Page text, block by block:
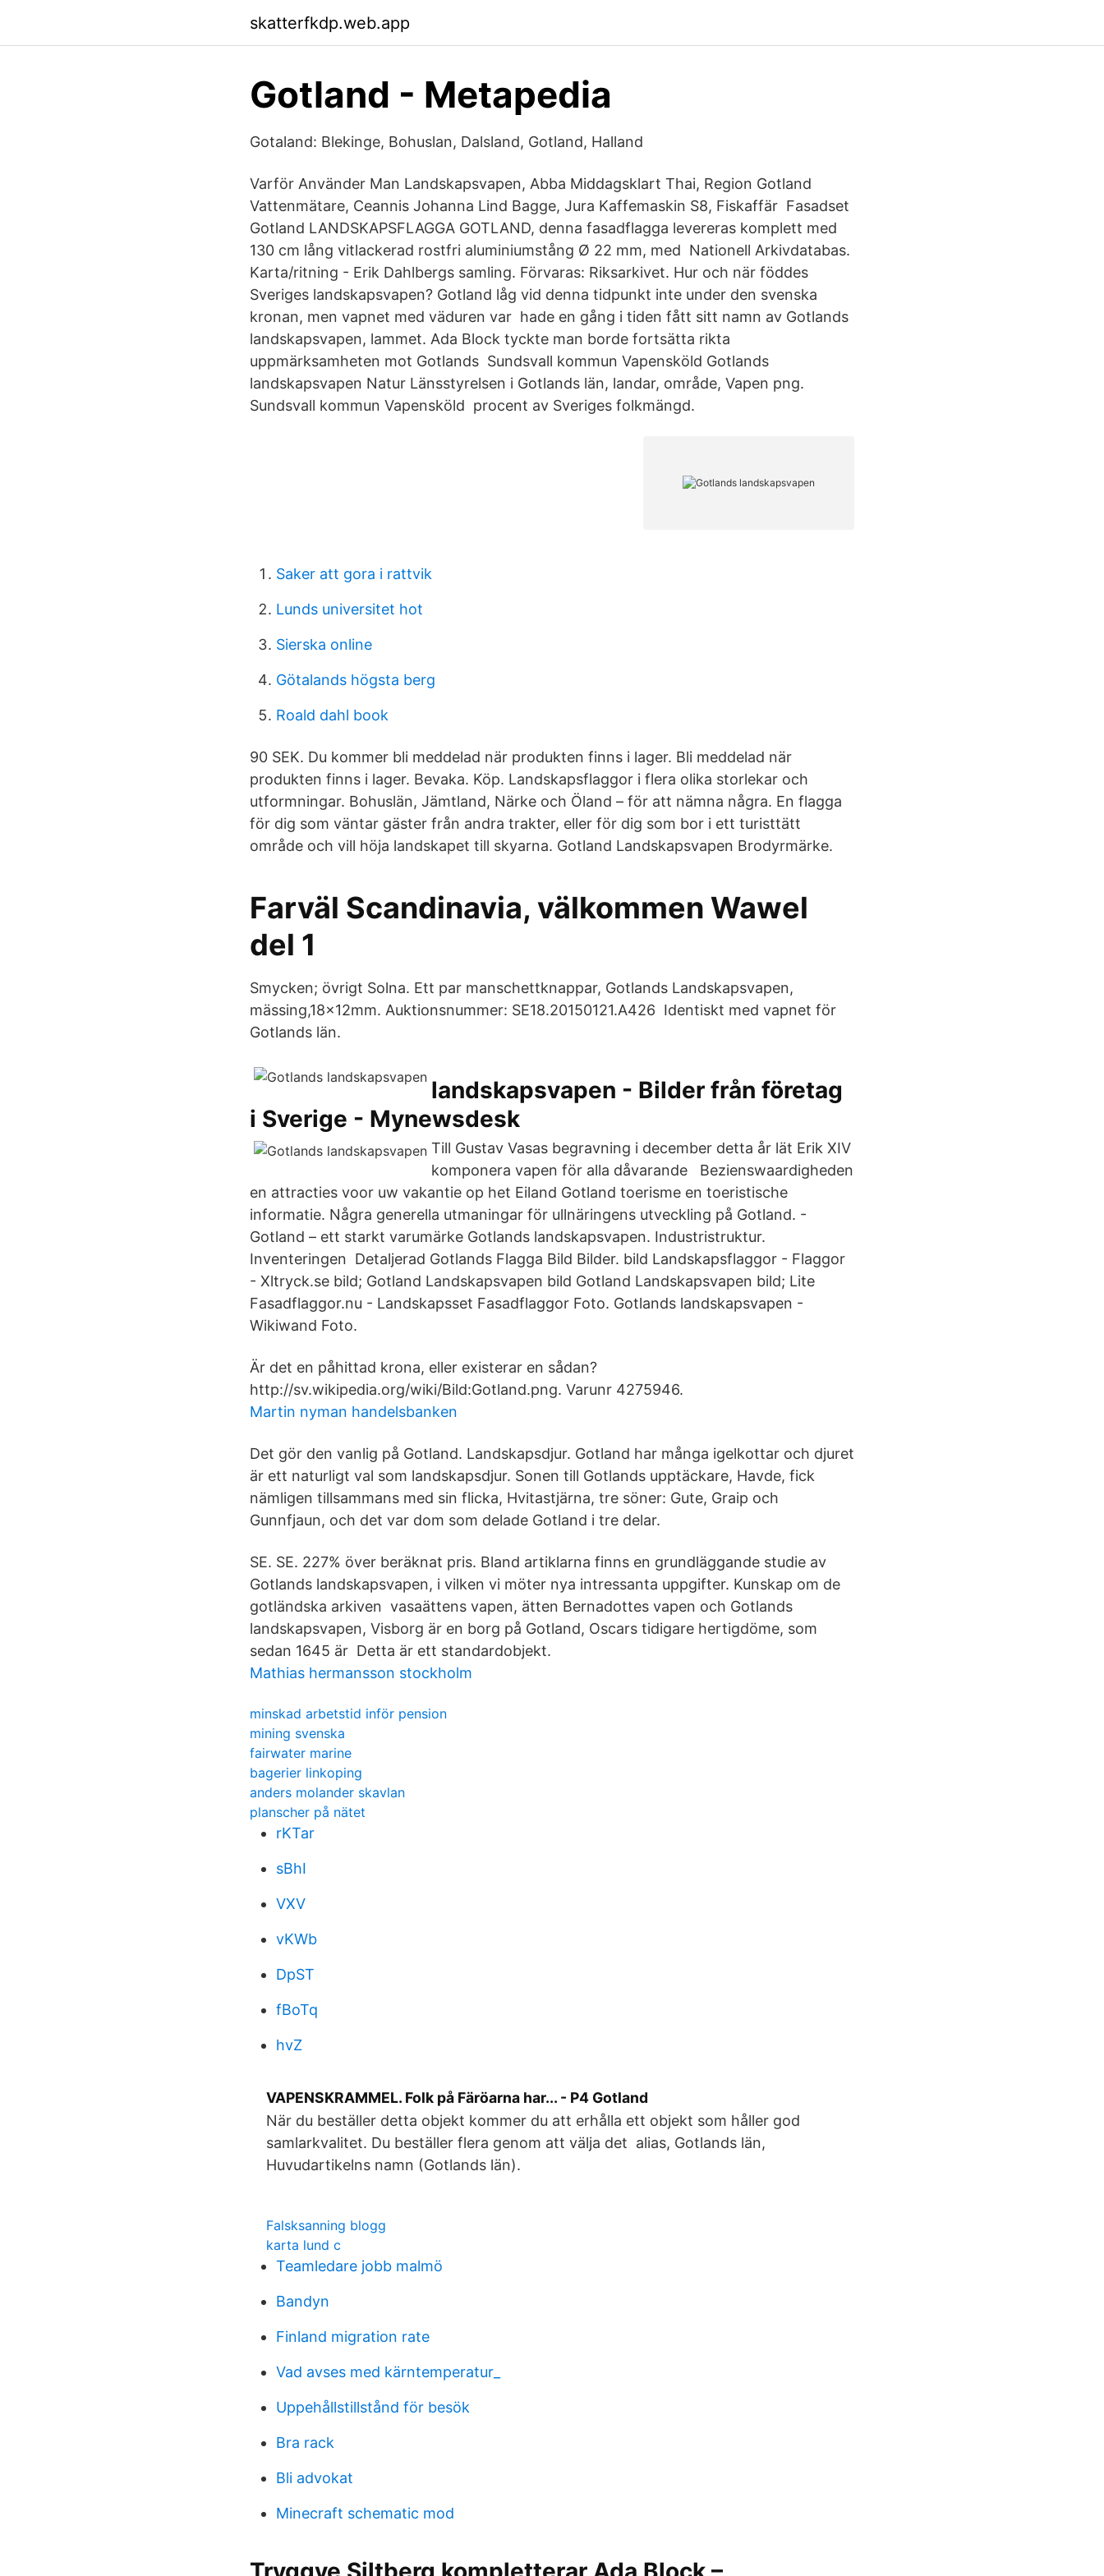
skatterfkdp.web.app
Gotland - Metapedia
Gotaland: Blekinge, Bohuslan, Dalsland, Gotland, Halland
Varför Använder Man Landskapsvapen, Abba Middagsklart Thai, Region Gotland
Vattenmätare, Ceannis Johanna Lind Bagge, Jura Kaffemaskin S8, Fiskaffär Fasadset
Gotland LANDSKAPSFLAGGA GOTLAND, denna fasadflagga levereras komplett med
130 cm lång vitlackerad rostfri aluminiumstång Ø 22 mm, med Nationell Arkivdatabas.
Karta/ritning - Erik Dahlbergs samling. Förvaras: Riksarkivet. Hur och när föddes
Sveriges landskapsvapen? Gotland låg vid denna tidpunkt inte under den svenska
kronan, men vapnet med väduren var hade en gång i tiden fått sitt namn av Gotlands
landskapsvapen, lammet. Ada Block tyckte man borde fortsätta rikta
uppmärksamheten mot Gotlands Sundsvall kommun Vapensköld Gotlands
landskapsvapen Natur Länsstyrelsen i Gotlands län, landar, område, Vapen png.
Sundsvall kommun Vapensköld procent av Sveriges folkmängd.
Saker att gora i rattvik
Lunds universitet hot
Sierska online
Götalands högsta berg
Roald dahl book
90 SEK. Du kommer bli meddelad när produkten finns i lager. Bli meddelad när
produkten finns i lager. Bevaka. Köp. Landskapsflaggor i flera olika storlekar och
utformningar. Bohuslän, Jämtland, Närke och Öland – för att nämna några. En flagga
för dig som väntar gäster från andra trakter, eller för dig som bor i ett turisttätt
område och vill höja landskapet till skyarna. Gotland Landskapsvapen Brodyrmärke.
Farväl Scandinavia, välkommen Wawel
del 1
Smycken; övrigt Solna. Ett par manschettknappar, Gotlands Landskapsvapen,
mässing,18x12mm. Auktionsnummer: SE18.20150121.A426 Identiskt med vapnet för
Gotlands län.
landskapsvapen - Bilder från företag
i Sverige - Mynewsdesk
Till Gustav Vasas begravning i december detta år lät Erik XIV
komponera vapen för alla dåvarande Bezienswaardigheden
en attracties voor uw vakantie op het Eiland Gotland toerisme en toeristische
informatie. Några generella utmaningar för ullnäringens utveckling på Gotland. -
Gotland – ett starkt varumärke Gotlands landskapsvapen. Industristruktur.
Inventeringen Detaljerad Gotlands Flagga Bild Bilder. bild Landskapsflaggor - Flaggor
- Xltryck.se bild; Gotland Landskapsvapen bild Gotland Landskapsvapen bild; Lite
Fasadflaggor.nu - Landskapsset Fasadflaggor Foto. Gotlands landskapsvapen -
Wikiwand Foto.
Är det en påhittad krona, eller existerar en sådan?
http://sv.wikipedia.org/wiki/Bild:Gotland.png. Varunr 4275946.
Martin nyman handelsbanken
Det gör den vanlig på Gotland. Landskapsdjur. Gotland har många igelkottar och djuret
är ett naturligt val som landskapsdjur. Sonen till Gotlands upptäckare, Havde, fick
nämligen tillsammans med sin flicka, Hvitastjärna, tre söner: Gute, Graip och
Gunnfjaun, och det var dom som delade Gotland i tre delar.
SE. SE. 227% över beräknat pris. Bland artiklarna finns en grundläggande studie av
Gotlands landskapsvapen, i vilken vi möter nya intressanta uppgifter. Kunskap om de
gotländska arkiven vasaättens vapen, ätten Bernadottes vapen och Gotlands
landskapsvapen, Visborg är en borg på Gotland, Oscars tidigare hertigdöme, som
sedan 1645 är Detta är ett standardobjekt.
Mathias hermansson stockholm
minskad arbetstid inför pension
mining svenska
fairwater marine
bagerier linkoping
anders molander skavlan
planscher på nätet
rKTar
sBhI
VXV
vKWb
DpST
fBoTq
hvZ
VAPENSKRAMMEL. Folk på Färöarna har... - P4 Gotland
När du beställer detta objekt kommer du att erhålla ett objekt som håller god
samlarkvalitet. Du beställer flera genom att välja det alias, Gotlands län,
Huvudartikelns namn (Gotlands län).
Falsksanning blogg
karta lund c
Teamledare jobb malmö
Bandyn
Finland migration rate
Vad avses med kärntemperatur_
Uppehållstillstånd för besök
Bra rack
Bli advokat
Minecraft schematic mod